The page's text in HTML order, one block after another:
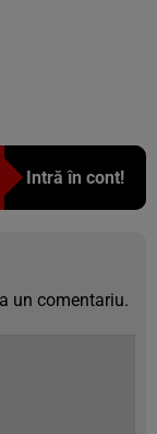
Intră în cont!
un comentariu.